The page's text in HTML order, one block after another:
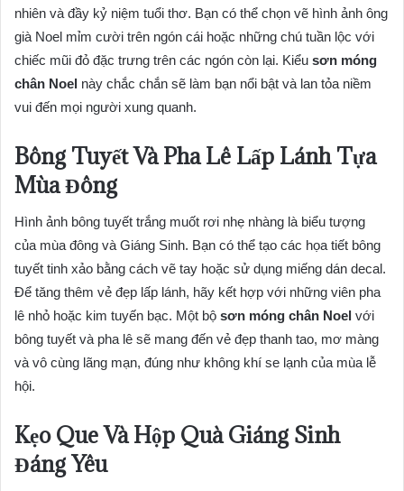
nhiên và đầy kỷ niệm tuổi thơ. Bạn có thể chọn vẽ hình ảnh ông
già Noel mỉm cười trên ngón cái hoặc những chú tuần lộc với
chiếc mũi đỏ đặc trưng trên các ngón còn lại. Kiểu sơn móng
chân Noel này chắc chắn sẽ làm bạn nổi bật và lan tỏa niềm
vui đến mọi người xung quanh.
Bông Tuyết Và Pha Lê Lấp Lánh Tựa
Mùa Đông
Hình ảnh bông tuyết trắng muốt rơi nhẹ nhàng là biểu tượng
của mùa đông và Giáng Sinh. Bạn có thể tạo các họa tiết bông
tuyết tinh xảo bằng cách vẽ tay hoặc sử dụng miếng dán decal.
Để tăng thêm vẻ đẹp lấp lánh, hãy kết hợp với những viên pha
lê nhỏ hoặc kim tuyến bạc. Một bộ sơn móng chân Noel với
bông tuyết và pha lê sẽ mang đến vẻ đẹp thanh tao, mơ màng
và vô cùng lãng mạn, đúng như không khí se lạnh của mùa lễ
hội.
Kẹo Que Và Hộp Quà Giáng Sinh
Đáng Yêu